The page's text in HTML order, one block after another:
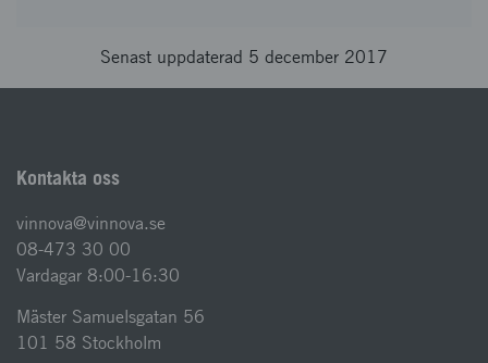
Senast uppdaterad 5 december 2017
Kontakta oss
vinnova@vinnova.se
08-473 30 00
Vardagar 8:00-16:30
Mäster Samuelsgatan 56
101 58 Stockholm